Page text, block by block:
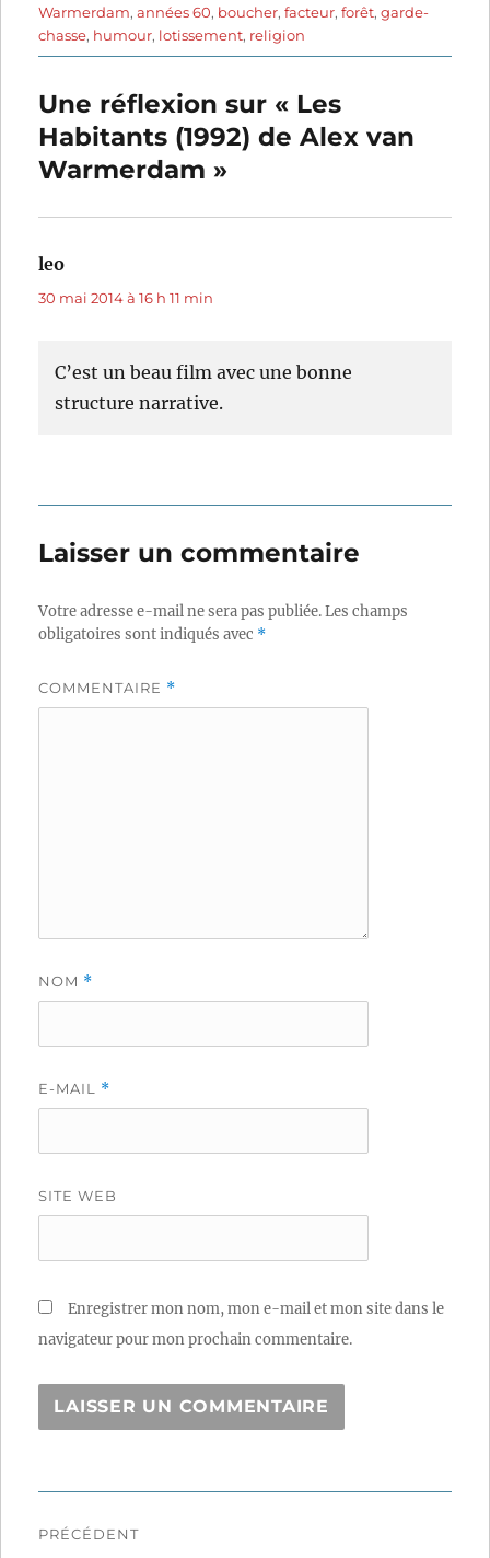
Warmerdam,années 60, boucher,facteur,forêt,garde-
chasse, humour, lotissement, religion
Une réflexion sur « Les
Habitants (1992) de Alex van
Warmerdam »
leo
30 mai 2014 à 16 h 11 min
C’est un beau film avec une bonne
structure narrative.
Laisser un commentaire
Votre adresse e-mail ne sera pas publiée.Les champs
obligatoires sont indiqués avec *
COMMENTAIRE *
NOM *
E-MAIL *
SITE WEB
Enregistrer mon nom, mon e-mail et mon site dans le
navigateur pour mon prochain commentaire.
PRÉCÉDENT